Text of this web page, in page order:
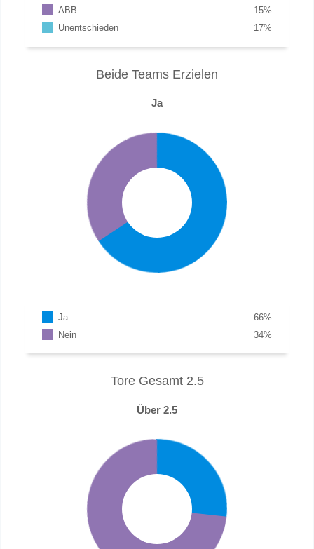
ABB %
15
Unentschieden
%
17
Beide Teams Erzielen
Ja
Ja %
66
Nein
%
34
Tore Gesamt 2.5
Über 2.5